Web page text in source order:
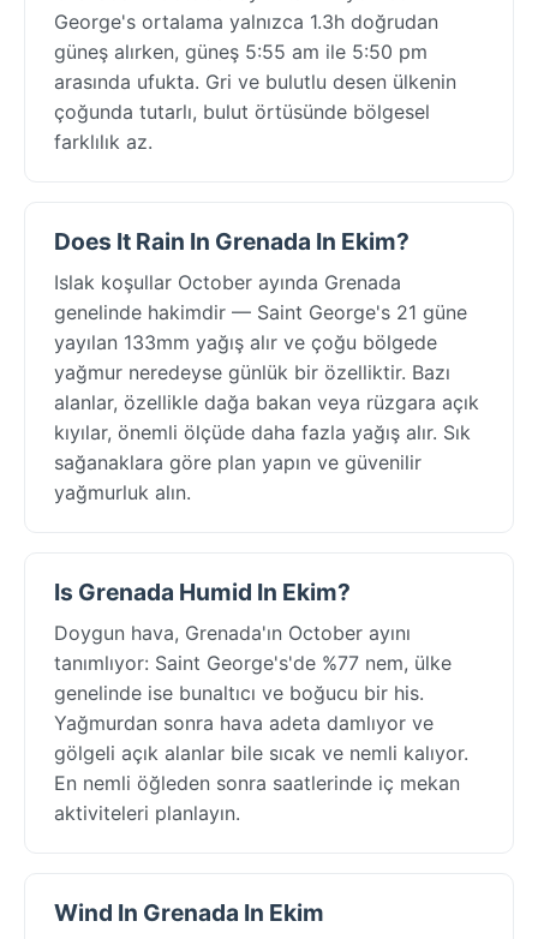
George's ortalama yalnızca 1.3h doğrudan
güneş alırken, güneş 5:55 am ile 5:50 pm
arasında ufukta. Gri ve bulutlu desen ülkenin
çoğunda tutarlı, bulut örtüsünde bölgesel
farklılık az.
Does It Rain In Grenada In Ekim?
Islak koşullar October ayında Grenada
genelinde hakimdir — Saint George's 21 güne
yayılan 133mm yağış alır ve çoğu bölgede
yağmur neredeyse günlük bir özelliktir. Bazı
alanlar, özellikle dağa bakan veya rüzgara açık
kıyılar, önemli ölçüde daha fazla yağış alır. Sık
sağanaklara göre plan yapın ve güvenilir
yağmurluk alın.
Is Grenada Humid In Ekim?
Doygun hava, Grenada'ın October ayını
tanımlıyor: Saint George's'de %77 nem, ülke
genelinde ise bunaltıcı ve boğucu bir his.
Yağmurdan sonra hava adeta damlıyor ve
gölgeli açık alanlar bile sıcak ve nemli kalıyor.
En nemli öğleden sonra saatlerinde iç mekan
aktiviteleri planlayın.
Wind In Grenada In Ekim